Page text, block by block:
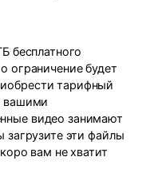
бесплатного
ограничение будет
тарифный
вашими
видео занимают
загрузите эти файлы
вам не хватит